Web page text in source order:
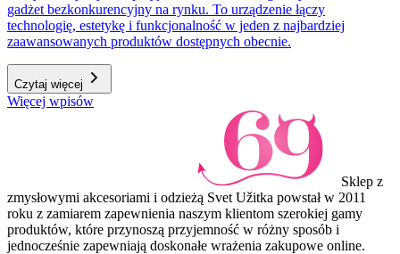
gadżet bezkonkurencyjny na rynku. To urządzenie łączy
technologię, estetykę i funkcjonalność w jeden z najbardziej
zaawansowanych produktów dostępnych obecnie.
Czytaj więcej
Więcej wpisów
Sklep z
zmysłowymi akcesoriami i odzieżą Svet Užitka powstał w 2011
roku z zamiarem zapewnienia naszym klientom szerokiej gamy
produktów, które przynoszą przyjemność w różny sposób i
jednocześnie zapewniają doskonałe wrażenia zakupowe online.